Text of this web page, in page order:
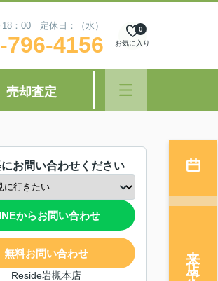
：00 定休日：（水）
796-4156 お気に入り
0
売却査定
お問い合わせください
からお問い合わせ
無料お問い合わせ
Reside岩槻本店 来店予約